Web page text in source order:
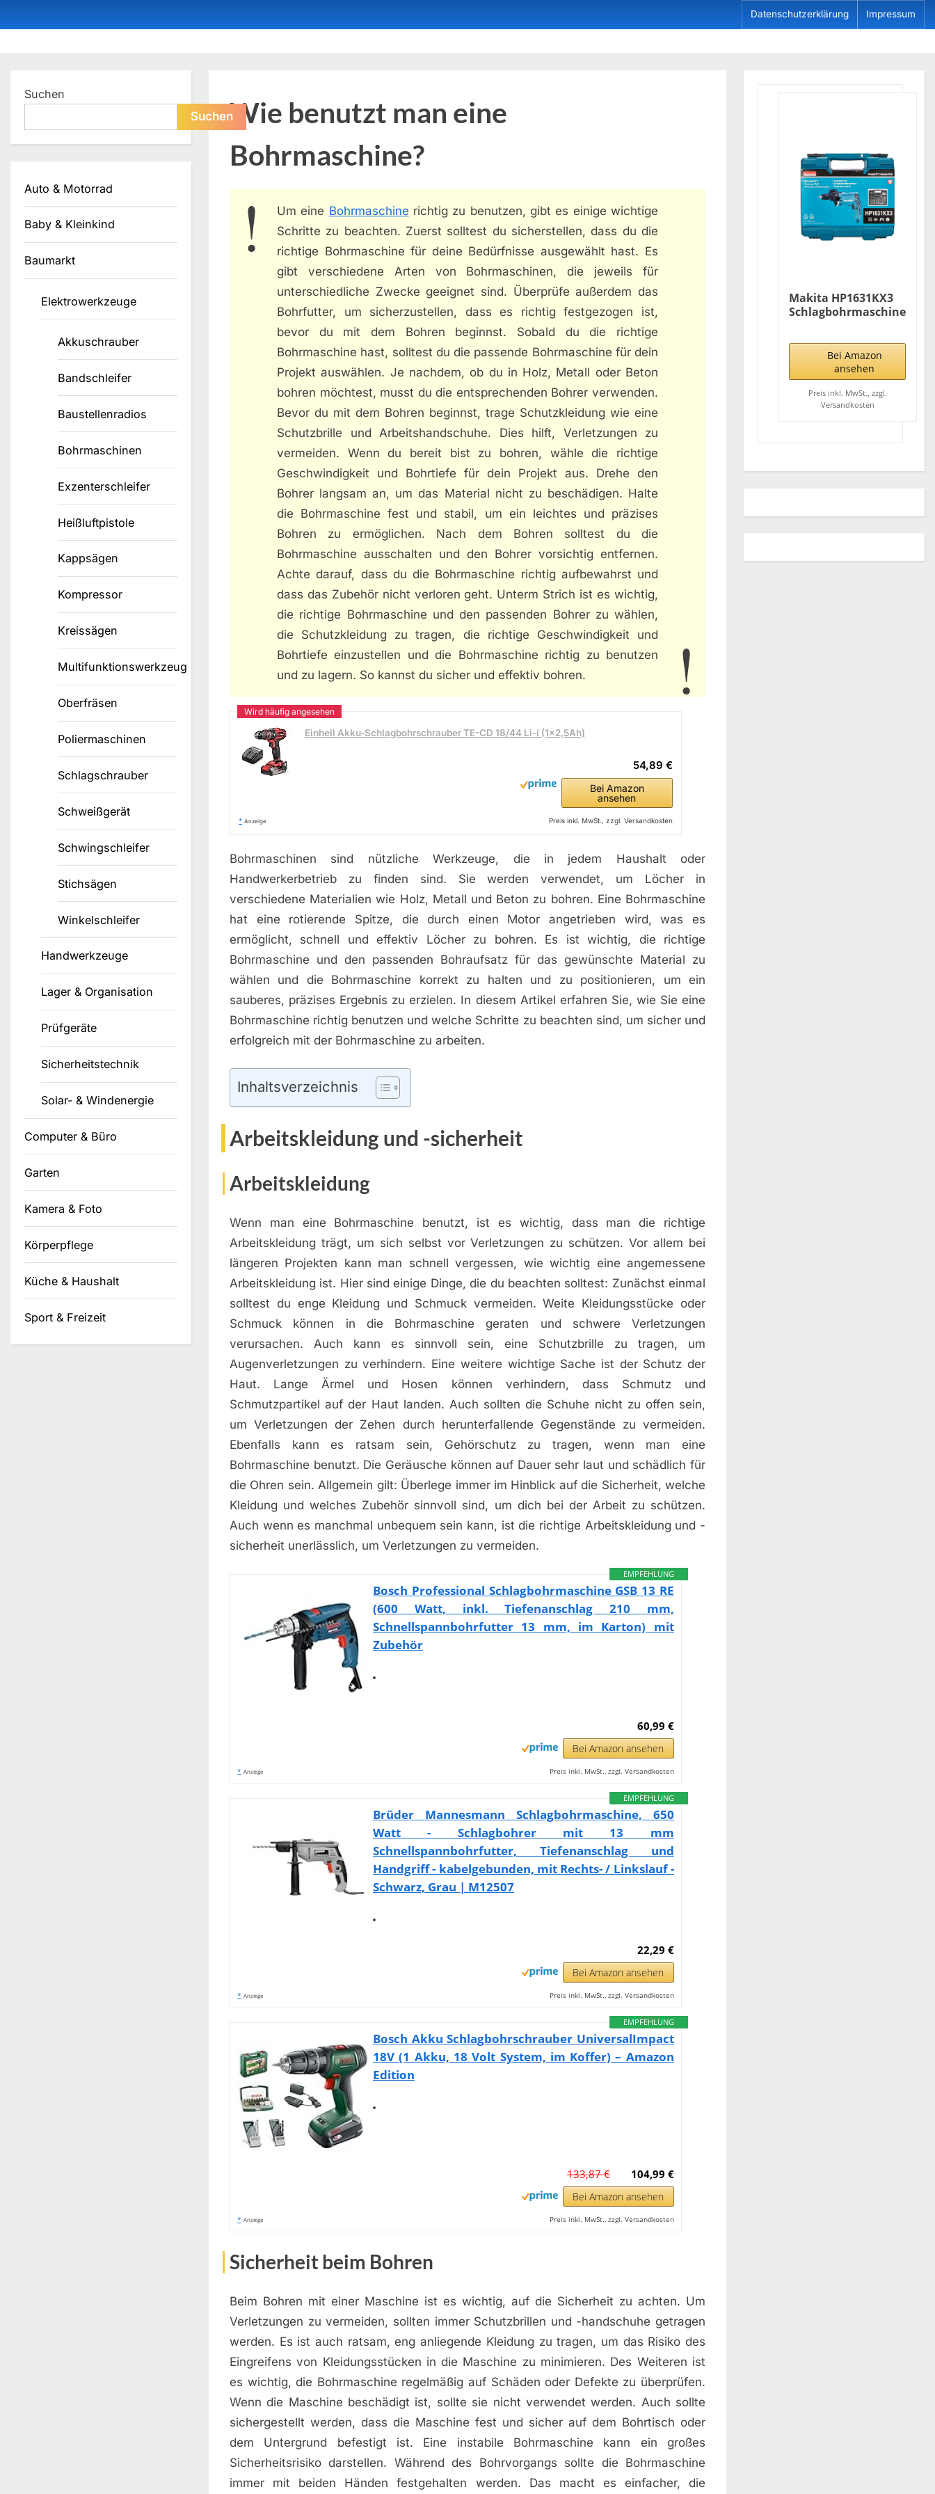
to
Datenschutzerklärung Impressum
Wie benutzt man eine
Bohrmaschine?
Um eine Bohrmaschine richtig zu benutzen, gibt es einige wichtige
Schritte zu beachten. Zuerst solltest du sicherstellen, dass du die
richtige Bohrmaschine für deine Bedürfnisse ausgewählt hast. Es
gibt verschiedene Arten von Bohrmaschinen, die jeweils für
unterschiedliche Zwecke geeignet sind. Überprüfe außerdem das
Bohrfutter, um sicherzustellen, dass es richtig festgezogen ist,
bevor du mit dem Bohren beginnst. Sobald du die richtige
Bohrmaschine hast, solltest du die passende Bohrmaschine für dein
Projekt auswählen. Je nachdem, ob du in Holz, Metall oder Beton
bohren möchtest, musst du die entsprechenden Bohrer verwenden.
Bevor du mit dem Bohren beginnst, trage Schutzkleidung wie eine
Schutzbrille und Arbeitshandschuhe. Dies hilft, Verletzungen zu
vermeiden. Wenn du bereit bist zu bohren, wähle die richtige
Geschwindigkeit und Bohrtiefe für dein Projekt aus. Drehe den
Bohrer langsam an, um das Material nicht zu beschädigen. Halte
die Bohrmaschine fest und stabil, um ein leichtes und präzises
Bohren zu ermöglichen. Nach dem Bohren solltest du die
Bohrmaschine ausschalten und den Bohrer vorsichtig entfernen.
Achte darauf, dass du die Bohrmaschine richtig aufbewahrst und
dass das Zubehör nicht verloren geht. Unterm Strich ist es wichtig,
die richtige Bohrmaschine und den passenden Bohrer zu wählen,
die Schutzkleidung zu tragen, die richtige Geschwindigkeit und
Bohrtiefe einzustellen und die Bohrmaschine richtig zu benutzen
und zu lagern. So kannst du sicher und effektiv bohren.
Einhell Akku-Schlagbohrschrauber TE-CD 18/44 Li-i (1x2,5Ah)
54,89 €
Bei Amazon
ansehen
* Anzeige Preis inkl. MwSt., zzgl. Versandkosten
Bohrmaschinen sind nützliche Werkzeuge, die in jedem Haushalt oder
Handwerkerbetrieb zu finden sind. Sie werden verwendet, um Löcher in
verschiedene Materialien wie Holz, Metall und Beton zu bohren. Eine Bohrmaschine
hat eine rotierende Spitze, die durch einen Motor angetrieben wird, was es
ermöglicht, schnell und effektiv Löcher zu bohren. Es ist wichtig, die richtige
Bohrmaschine und den passenden Bohraufsatz für das gewünschte Material zu
wählen und die Bohrmaschine korrekt zu halten und zu positionieren, um ein
sauberes, präzises Ergebnis zu erzielen. In diesem Artikel erfahren Sie, wie Sie eine
Bohrmaschine richtig benutzen und welche Schritte zu beachten sind, um sicher und
erfolgreich mit der Bohrmaschine zu arbeiten.
Inhaltsverzeichnis
Arbeitskleidung und -sicherheit
Arbeitskleidung
Wenn man eine Bohrmaschine benutzt, ist es wichtig, dass man die richtige
Arbeitskleidung trägt, um sich selbst vor Verletzungen zu schützen. Vor allem bei
längeren Projekten kann man schnell vergessen, wie wichtig eine angemessene
Arbeitskleidung ist. Hier sind einige Dinge, die du beachten solltest: Zunächst einmal
solltest du enge Kleidung und Schmuck vermeiden. Weite Kleidungsstücke oder
Schmuck können in die Bohrmaschine geraten und schwere Verletzungen
verursachen. Auch kann es sinnvoll sein, eine Schutzbrille zu tragen, um
Augenverletzungen zu verhindern. Eine weitere wichtige Sache ist der Schutz der
Haut. Lange Ärmel und Hosen können verhindern, dass Schmutz und
Schmutzpartikel auf der Haut landen. Auch sollten die Schuhe nicht zu offen sein,
um Verletzungen der Zehen durch herunterfallende Gegenstände zu vermeiden.
Ebenfalls kann es ratsam sein, Gehörschutz zu tragen, wenn man eine
Bohrmaschine benutzt. Die Geräusche können auf Dauer sehr laut und schädlich für
die Ohren sein. Allgemein gilt: Überlege immer im Hinblick auf die Sicherheit, welche
Kleidung und welches Zubehör sinnvoll sind, um dich bei der Arbeit zu schützen.
Auch wenn es manchmal unbequem sein kann, ist die richtige Arbeitskleidung und -
sicherheit unerlässlich, um Verletzungen zu vermeiden.
EMPFEHLUNG
Bosch Professional Schlagbohrmaschine GSB 13 RE
(600 Watt, inkl. Tiefenanschlag 210 mm,
Schnellspannbohrfutter 13 mm, im Karton) mit
Zubehör
60,99 €
Bei Amazon ansehen
* Anzeige Preis inkl. MwSt., zzgl. Versandkosten
EMPFEHLUNG
Brüder Mannesmann Schlagbohrmaschine, 650
Watt - Schlagbohrer mit 13 mm
Schnellspannbohrfutter, Tiefenanschlag und
Handgriff - kabelgebunden, mit Rechts- / Linkslauf -
Schwarz, Grau | M12507
22,29 €
Bei Amazon ansehen
* Anzeige Preis inkl. MwSt., zzgl. Versandkosten
EMPFEHLUNG
Bosch Akku Schlagbohrschrauber UniversalImpact
18V (1 Akku, 18 Volt System, im Koffer) – Amazon
Edition
104,99 €
133,87 €
Bei Amazon ansehen
* Anzeige Preis inkl. MwSt., zzgl. Versandkosten
Sicherheit beim Bohren
Beim Bohren mit einer Maschine ist es wichtig, auf die Sicherheit zu achten. Um
Verletzungen zu vermeiden, sollten immer Schutzbrillen und -handschuhe getragen
werden. Es ist auch ratsam, eng anliegende Kleidung zu tragen, um das Risiko des
Eingreifens von Kleidungsstücken in die Maschine zu minimieren. Des Weiteren ist
es wichtig, die Bohrmaschine regelmäßig auf Schäden oder Defekte zu überprüfen.
Wenn die Maschine beschädigt ist, sollte sie nicht verwendet werden. Auch sollte
sichergestellt werden, dass die Maschine fest und sicher auf dem Bohrtisch oder
dem Untergrund befestigt ist. Eine instabile Bohrmaschine kann ein großes
Sicherheitsrisiko darstellen. Während des Bohrvorgangs sollte die Bohrmaschine
immer mit beiden Händen festgehalten werden. Das macht es einfacher, die
Suchen
Suchen
Auto & Motorrad
Baby & Kleinkind
Baumarkt
Elektrowerkzeuge
Akkuschrauber
Bandschleifer
Baustellenradios
Bohrmaschinen
Exzenterschleifer
Heißluftpistole
Kappsägen
Kompressor
Kreissägen
Multifunktionswerkzeug
Oberfräsen
Poliermaschinen
Schlagschrauber
Schweißgerät
Schwingschleifer
Stichsägen
Winkelschleifer
Handwerkzeuge
Lager & Organisation
Prüfgeräte
Sicherheitstechnik
Solar- & Windenergie
Computer & Büro
Garten
Kamera & Foto
Körperpflege
Küche & Haushalt
Sport & Freizeit
Makita HP1631KX3
Schlagbohrmaschine
74tlg. Zubehör
Bei Amazon
ansehen
Preis inkl. MwSt., zzgl.
Versandkosten